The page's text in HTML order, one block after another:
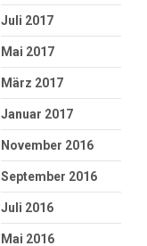
Juli 2017
Mai 2017
März 2017
Januar 2017
November 2016
September 2016
Juli 2016
Mai 2016